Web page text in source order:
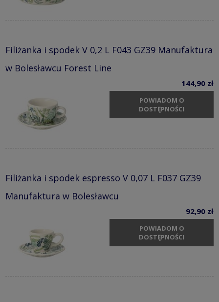
Filiżanka i spodek V 0,2 L F043 GZ39 Manufaktura
w Bolesławcu Forest Line
144,90 zł
POWIADOM O
DOSTĘPNOŚCI
Filiżanka i spodek espresso V 0,07 L F037 GZ39
Manufaktura w Bolesławcu
92,90 zł
POWIADOM O
DOSTĘPNOŚCI